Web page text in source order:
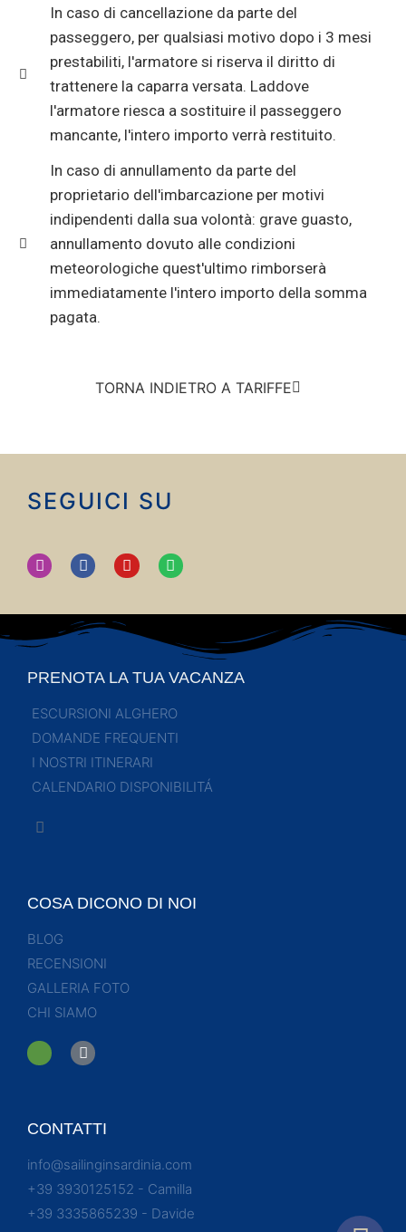
In caso di cancellazione da parte del
passeggero, per qualsiasi motivo dopo i 3 mesi
prestabiliti, l'armatore si riserva il diritto di
trattenere la caparra versata. Laddove
l'armatore riesca a sostituire il passeggero
mancante, l'intero importo verrà restituito.
In caso di annullamento da parte del
proprietario dell'imbarcazione per motivi
indipendenti dalla sua volontà: grave guasto,
annullamento dovuto alle condizioni
meteorologiche quest'ultimo rimborserà
immediatamente l'intero importo della somma
pagata.
TORNA INDIETRO A TARIFFE
SEGUICI SU
PRENOTA LA TUA VACANZA
ESCURSIONI ALGHERO
DOMANDE FREQUENTI
I NOSTRI ITINERARI
CALENDARIO DISPONIBILITÁ
COSA DICONO DI NOI
BLOG
RECENSIONI
GALLERIA FOTO
CHI SIAMO
CONTATTI
info@sailinginsardinia.com
+39 3930125152 - Camilla
+39 3335865239 - Davide